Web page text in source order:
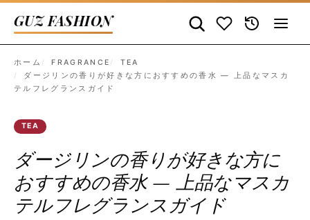
GUZ FASHION
ホーム FRAGRANCE
TEA
ダージリンの香りが好きな方におすすめの香水 — 上品なマスカ
テルフレグランスガイド
TEA
ダージリンの香りが好きな方に
おすすめの香水 — 上品なマスカ
テルフレグランスガイド